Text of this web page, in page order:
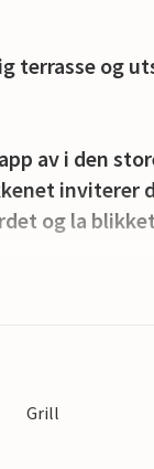
terrasse og
av i den
inviterer
og la
huset.
Grill